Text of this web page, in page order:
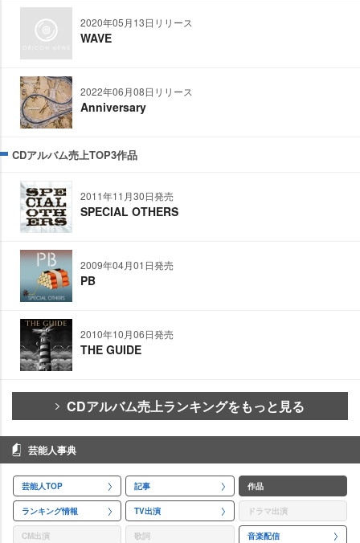
2020年05月13日リリース
WAVE
2022年06月08日リリース
Anniversary
CDアルバム売上TOP3作品
2011年11月30日発売
SPECIAL OTHERS
2009年04月01日発売
PB
2010年10月06日発売
THE GUIDE
CDアルバム売上ランキングをもっと見る
芸能人事典
芸能人TOP 記事 作品
ランキング情報 TV出演 ドラマ出演
CM出演 歌詞 音楽配信